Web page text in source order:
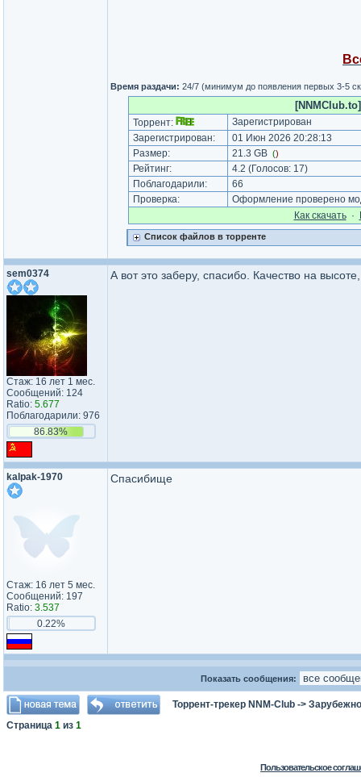
Время раздачи: 24/7 (минимум до появления первых 3-5
Торрент:
Зарегистрирован
Зарегистрирован:
01 Июн 2026 20:28:13
Размер:
21.3 GB ()
Рейтинг: 4.2 (Голосов: 17)
Поблагодарили:
66
Проверка:
Оформление проверено
Как cкачать·
Список файлов в торренте
sem0374
Стаж: 16 лет 1 мес.
Сообщений: 124
Ratio: 5.677
Поблагодарили: 976
86.83%
А вот это заберу, спасибо. Качество на
kalpak-1970
Стаж: 16 лет 5 мес.
Сообщений: 197
Ratio: 3.537
0.22%
Спасибище
Показать сообщения:
Торрент-трекер NNM-Club ->
Страница 1 из 1
Пользовательское